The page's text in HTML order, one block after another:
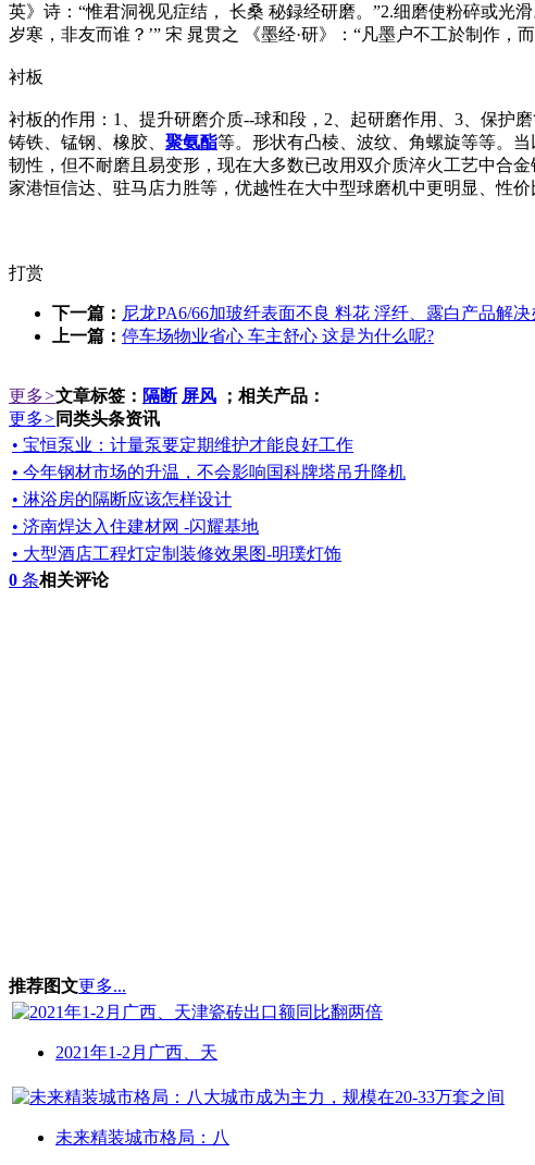
英》诗：“惟君洞视见症结， 长桑 秘録经研磨。”2.细磨使粉碎或光
岁寒，非友而谁？’” 宋 晁贯之 《墨经·研》：“凡墨户不工於制作，
衬板
衬板的作用：1、提升研磨介质--球和段，2、起研磨作用、3、保护
铸铁、锰钢、橡胶、 聚氨酯等。形状有凸棱、波纹、角螺旋等等。
韧性，但不耐磨且易变形，现在大多数已改用双介质淬火工艺中合
家港恒信达、驻马店力胜等，优越性在大中型球磨机中更明显、性价
打赏
下一篇： 尼龙PA6/66加玻纤表面不良 料花 浮纤、露白产品解决
上一篇： 停车场物业省心 车主舒心 这是为什么呢?
更多>文章标签： 隔断 屏风 ；相关产品：
更多> 同类头条资讯
• 宝恒泵业：计量泵要定期维护才能良好工作
• 今年钢材市场的升温，不会影响国科牌塔吊升降机
• 淋浴房的隔断应该怎样设计
• 济南焊达入住建材网 -闪耀基地
• 大型酒店工程灯定制装修效果图-明璞灯饰
0 条相关评论
推荐图文更多...
2021年1-2月广西、天
未来精装城市格局：八